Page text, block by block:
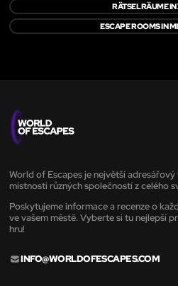
RÄTSELRÄUME
ESCAPE ROOMS IN
World of Escapes je největší
místnosti různých společností z celého
Poskytujeme informace a recenze o
ve vašem městě. Vyberte si tu nejlepší
hru!
INFO@WORLDOFESCAPES.COM